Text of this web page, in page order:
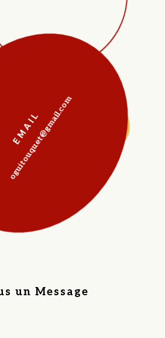
EMAIL
oguitouquet@gmail.com
un Message